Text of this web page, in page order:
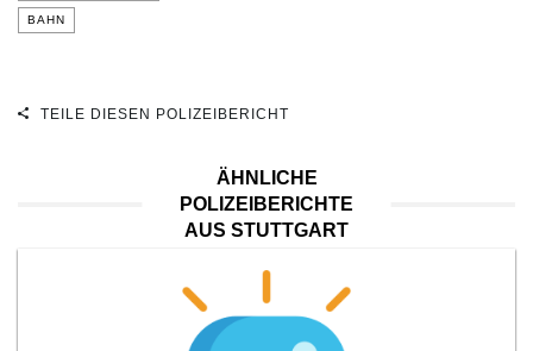
BAHN
TEILE DIESEN POLIZEIBERICHT
ÄHNLICHE
POLIZEIBERICHTE
AUS STUTTGART